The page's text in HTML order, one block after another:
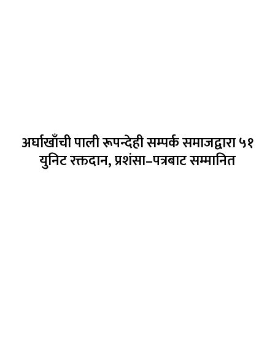
अर्घाखाँची पाली रूपन्देही सम्पर्क समाजद्वारा ५१
युनिट रक्तदान, प्रशंसा–पत्रबाट सम्मानित